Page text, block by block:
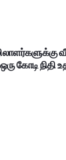
கோடி நிதி